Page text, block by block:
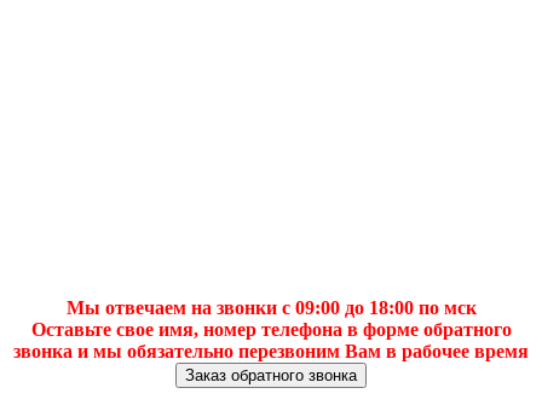
Мы отвечаем на звонки с 09:00 до 18:00 по мск
Оставьте свое имя, номер телефона в форме обратного
звонка и мы обязательно перезвоним Вам в рабочее время
Заказ обратного звонка